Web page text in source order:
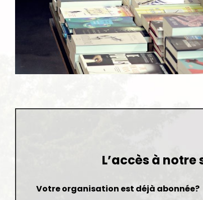
L’accès à
Votre organisation est déjà abonnée?